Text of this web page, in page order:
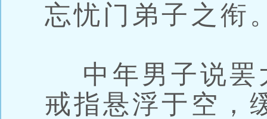
忘忧门弟子之衔
中年男子说罢
戒指悬浮于空，